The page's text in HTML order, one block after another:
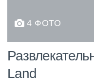
4 ФОТО
Land